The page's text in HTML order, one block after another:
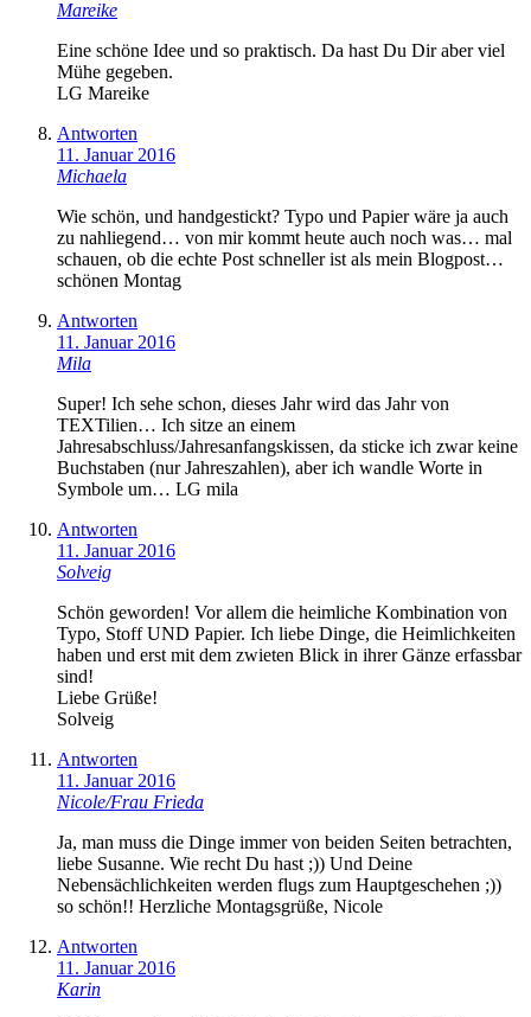
Mareike
Eine schöne Idee und so praktisch. Da hast Du Dir aber viel
Mühe gegeben.
LG Mareike
Antworten
11. Januar 2016
Michaela
Wie schön, und handgestickt? Typo und Papier wäre ja auch
zu nahliegend… von mir kommt heute auch noch was… mal
schauen, ob die echte Post schneller ist als mein Blogpost…
schönen Montag
Antworten
11. Januar 2016
Mila
Super! Ich sehe schon, dieses Jahr wird das Jahr von
TEXTilien… Ich sitze an einem
Jahresabschluss/Jahresanfangskissen, da sticke ich zwar keine
Buchstaben (nur Jahreszahlen), aber ich wandle Worte in
Symbole um… LG mila
Antworten
11. Januar 2016
Solveig
Schön geworden! Vor allem die heimliche Kombination von
Typo, Stoff UND Papier. Ich liebe Dinge, die Heimlichkeiten
haben und erst mit dem zwieten Blick in ihrer Gänze erfassbar
sind!
Liebe Grüße!
Solveig
Antworten
11. Januar 2016
Nicole/Frau Frieda
Ja, man muss die Dinge immer von beiden Seiten betrachten,
liebe Susanne. Wie recht Du hast ;)) Und Deine
Nebensächlichkeiten werden flugs zum Hauptgeschehen ;))
so schön!! Herzliche Montagsgrüße, Nicole
Antworten
11. Januar 2016
Karin